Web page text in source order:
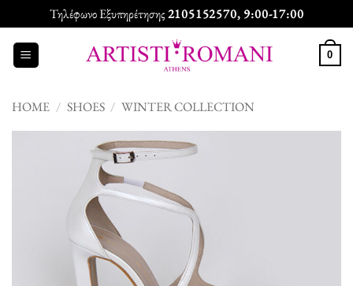
to
content
Τηλέφωνο Εξυπηρέτησης2105152570, 9:00-17:00
0
HOME / SHOES / WINTER COLLECTION